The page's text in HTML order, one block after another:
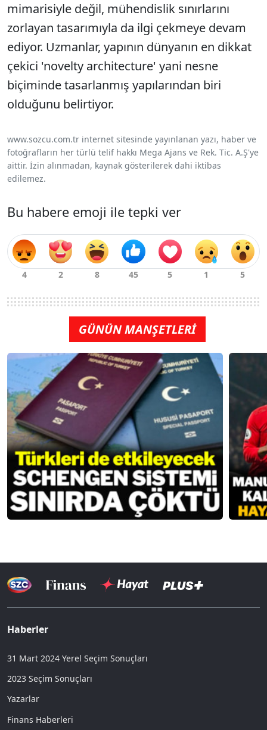
mimarisiyle değil, mühendislik sınırlarını
zorlayan tasarımıyla da ilgi çekmeye devam
ediyor. Uzmanlar, yapının dünyanın en dikkat
çekici 'novelty architecture' yani nesne
biçiminde tasarlanmış yapılarından biri
olduğunu belirtiyor.
www.sozcu.com.tr internet sitesinde yayınlanan yazı, haber ve
fotoğrafların her türlü telif hakkı Mega Ajans ve Rek. Tic. A.Ş'ye
aittir. İzin alınmadan, kaynak gösterilerek dahi iktibas
edilemez.
Bu habere emoji ile tepki ver
GÜNÜN MANŞETLERİ
Haberler
31 Mart 2024 Yerel Seçim Sonuçları
2023 Seçim Sonuçları
Yazarlar
Finans Haberleri